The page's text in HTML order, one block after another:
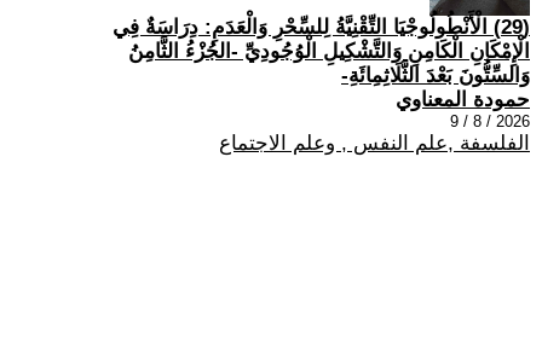
(29) الْأَنْطُولُوجْيَا التِّقْنِيَّةُ لِلسِّحْرِ وَالْعَدَمِ: دِرَاسَةٌ فِي
الْإِمْكَانِ الْكَامِنِ وَالتَّشْكِيلِ الْوُجُودِيِّ -الجُزْءُ الثَّامِنُ
وَالسِّتُّونَ بَعْدَ الثَّلَاثِمِائَةِ-
حمودة المعناوي
2026 / 8 / 9
الفلسفة ,علم النفس , وعلم الاجتماع